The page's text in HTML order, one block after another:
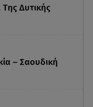
Της Δυτικής
– Σαουδική